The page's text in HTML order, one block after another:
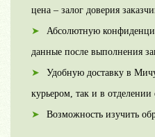
цена – залог доверия
Абсолютную
данные после выполнения
Удобную доставку в
курьером, так и в отделении
Возможность изучить